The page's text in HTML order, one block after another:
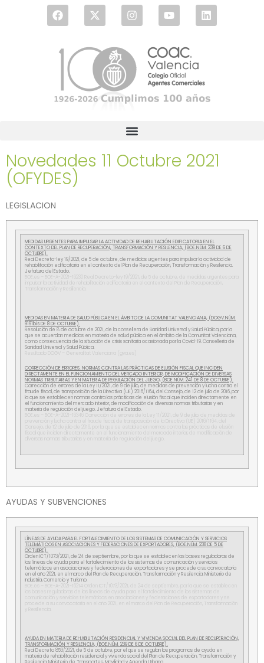
Novedades 11 Octubre 2021
(OFYDES)
LEGISLACION
MEDIDAS URGENTES PARA IMPULSAR LA ACTIVIDAD DE REHABILITACIÓN EDIFICATORIA EN EL
CONTEXTO DEL PLAN DE RECUPERACIÓN, TRANSFORMACIÓN Y RESILENCIA, (BOE.NÚM. 239 DE 6 DE
OCTUBRE).
Real Decreto-ley 19/2021, de 5 de octubre, de medidas urgentes para impulsar la actividad de
rehabilitación edificatoria en el contexto del Plan de Recuperación, Transformación y Resilencia.
Jefatura del Estado.
BOE.es – BOE-A-2021-16230 Real Decreto-ley 19/2021, de 5 de octubre, de medidas urgentes para
impulsar la actividad de rehabilitación edificatoria en el contexto del Plan de Recuperación,
Transformación y Resiliencia.
MEDIDAS EN MATERIA DE SALUD PÚBLICA EN EL ÁMBITO DE LA COMUNITAT VALENCIANA, (DOGV.NÚM.
9191bis DE 8 DE OCTUBRE).
Resolución de 8 de octubre de 2021, de la consellera de Sanidad Universal y Salud Pública, por la
que se acuerdan medidas en materia de salud pública en el ámbito de la Comunitat Valenciana,
como consecuencia de la situación de crisis sanitaria ocasionada por la Covid-19. Conselleria de
Sanidad Universal y Salud Pública.
Resultado DOGV – Generalitat Valenciana (gva.es)
CORRECCIÓN DE ERRORES. NORMAS CONTRA LAS PRÁCTICAS DE ELUSIÓN FISCAL QUE INCIDEN
DIRECTAMENTE EN EL FUNCIONAMIENTO DEL MERCADO INTERIOR, DE MODIFICACIÓN DE DIVERSAS
NORMAS TRIBUTARIAS Y EN MATERIA DE REGULACIÓN DEL JUEGO, (BOE.NÚM. 241 DE 8 DE OCTUBRE).
Corrección de errores de la Ley 11/2021, de 9 de julio, de medidas de prevención y lucha contra el
fraude fiscal, de transposición de la Directiva (UE) 2016/1164, del Consejo, de 12 de julio de 2016, por
la que se establecen normas contra las prácticas de elusión fiscal que inciden directamente en
el funcionamiento del mercado interior, de modificación de diversas normas tributarias y en
materia de regulación del juego. Jefatura del Estado.
BOE.es – BOE-A-2021-16346 Corrección de errores de la Ley 11/2021, de 9 de julio, de medidas de
prevención y lucha contra el fraude fiscal, de transposición de la Directiva (UE) 2016/1164, del
Consejo, de 12 de julio de 2016, por la que se establecen normas contra las prácticas de elusión
fiscal que inciden directamente en el funcionamiento del mercado interior, de modificación de
diversas normas tributarias y en materia de regulación del juego.
AYUDAS Y SUBVENCIONES
LÍNEAS DE AYUDA PARA EL FORTALECIMIENTO DE LOS SISTEMAS DE COMUNICACIÓN Y SERVICIOS
TELEMÁTICOS EN ASOCIACIONES Y FEDERACIONES DE EXPORTADORES, (BOE.NÚM. 238 DE 5 DE
OCTUBRE).
Orden ICT/1073/2021, de 24 de septiembre, por la que se establecen las bases reguladoras de
las líneas de ayuda para el fortalecimiento de los sistemas de comunicación y servicios
telemáticos en asociaciones y federaciones de exportadores y se procede a su convocatoria
en el año 2021, en el marco del Plan de Recuperación, Transformación y Resilencia. Ministerio de
Industria, Comercio y Turismo.
BOE.es – BOE-A-2021-16214 Orden ICT/1073/2021, de 24 de septiembre, por la que se establecen
las bases reguladoras de las líneas de ayuda para el fortalecimiento de los sistemas de
comunicación y servicios telemáticos en asociaciones y federaciones de exportadores y se
procede a su convocatoria en el año 2021, en el marco del Plan de Recuperación, Transformación
AYUDA EN MATERIA DE REHABILITACIÓN RESIDENCIAL Y VIVIENDA SOCIAL DEL PLAN DE RECUPERACIÓN,
TRANSFORMACIÓN Y RESILENCIA, (BOE.NÚM. 239 DE 6 DE OCTUBRE).
Real Decreto 853/2021, de 5 de octubre, por el que se regulan los programas de ayuda en
materia de rehabilitación residencial y vivienda social del Plan de Recuperación, Transformación y